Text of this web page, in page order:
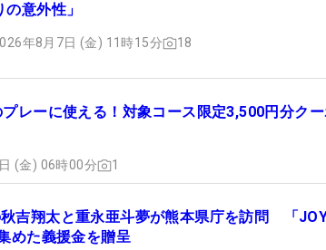
の意外性」
年8月7日 (金) 11時15分 18
レーに使える！対象コース限定3,500円分ク
(金) 06時00分 1
吉翔太と重永亜斗夢が熊本県庁を訪問 「
めた義援金を贈呈